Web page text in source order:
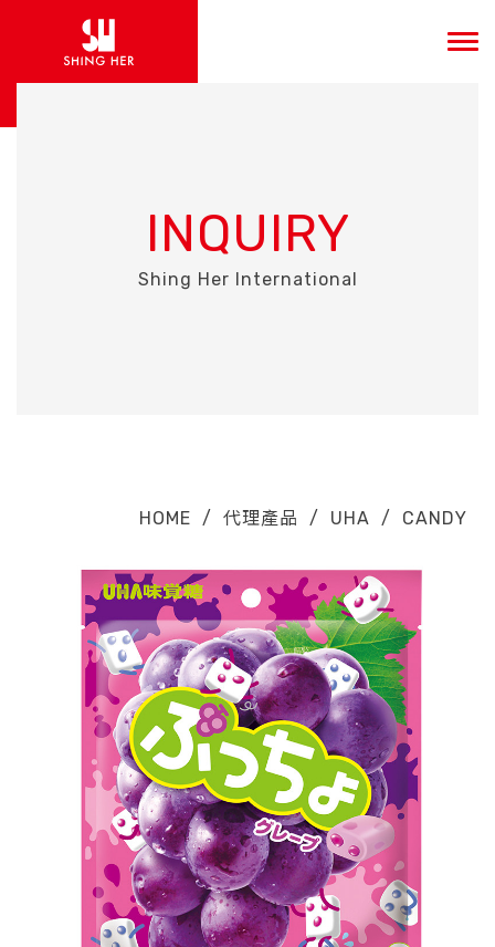
INQUIRY
Shing Her International
HOME / 代理產品 / UHA / CANDY